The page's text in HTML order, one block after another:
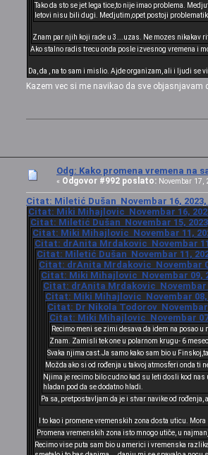
Tako da sto se jet lega tice,to nije imao problema.
letovi nisu bili dugi. Medjutim,opet postoji
Znam par njih koji rade u 3...uzas. Ne mozes nikakav
Ako stalno radis trecu onda posle izvesnog vremena i
Da, da , na to sam i mislio. Ajde organizam, ali i ljudi se
Kazem vec si me navikao da sve objasnjavam
Odg: Kako promena vremena na
« Odgovor #992 poslato: Novembar 17,
Citat: Miletić Dušan Novembar 16, 2023,
Citat: Miki Mihajlovic Novembar 16,
Citat: Miletić Dušan Novembar 15,
Citat: Miki Mihajlovic Novembar 11,
Citat: drAnita Mrdakovic Novembar
Citat: Miletić Dušan Novembar 11,
Citat: drAnita Mrdakovic Novembar
Citat: Miki Mihajlovic Novembar 09,
Citat: drAnita Mrdakovic Novembar
Citat: Miki Mihajlovic Novembar 08,
Citat: Dr Nikola Todorov Novembar
Citat: Miki Mihajlovic Novembar
Recimo meni se zimi desava da idem na posao
Znam. Zamisli tek one u polarnom krugu- 6
Svaka njima cast.Ja samo kako sam bio u
Možda ako si od rođenja u takvoj atmosferi onda ti
Njima je recimo bilo cudno kad su leti dosli kod
hladan pod da se dodatno hladi.
Pa sa, pretpostavljam da je i stvar navike od
I to kao i promene vremenskih zona dosta uticu.
Promena vremenskih zona isto mnogo utiče, u
Recimo vise puta sam bio u americi i vremenska